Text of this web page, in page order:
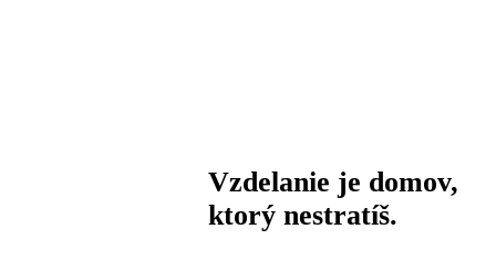
Vzdelanie je domov,
ktorý nestratíš.